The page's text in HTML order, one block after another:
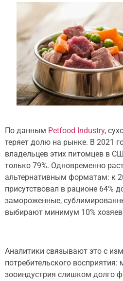
По данным Petfood Industry,
теряет долю на рынке. В 2021
владельцев этих питомцев в
только 79%. Одновременно
альтернативным форматам: к
присутствовал в рационе 64%
замороженные,
выбирают минимум 10%
Аналитики связывают это с
потребительского восприятия:
зооиндустрия слишком долго